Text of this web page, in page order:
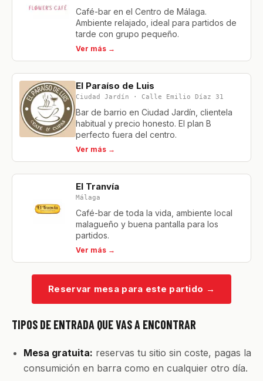
Café-bar en el Centro de Málaga.
Ambiente relajado, ideal para partidos de
tarde con grupo pequeño.
Ver más →
El Paraíso de Luis
Ciudad Jardín · Calle Emilio Díaz 31
Bar de barrio en Ciudad Jardín, clientela
habitual y precio honesto. El plan B
perfecto fuera del centro.
Ver más →
El Tranvía
Málaga
Café-bar de toda la vida, ambiente local
malagueño y buena pantalla para los
partidos.
Ver más →
Reservar mesa para este partido →
TIPOS DE ENTRADA QUE VAS A ENCONTRAR
Mesa gratuita: reservas tu sitio sin coste, pagas la
consumición en barra como en cualquier otro día.